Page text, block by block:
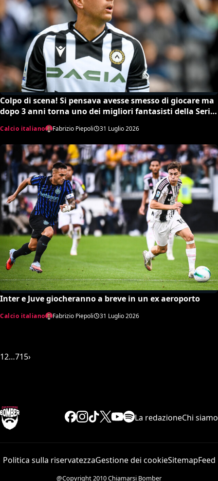
Colpo di scena! Si pensava avesse smesso di giocare ma
dopo 3 anni torna uno dei migliori fantasisti della Serie
Calcio italiano Fabrizio Piepoli 31 Luglio 2026
Inter e Juve giocheranno a breve in un ex aeroporto
Calcio italiano Fabrizio Piepoli 31 Luglio 2026
12…715›
La redazioneChi siamo
Politica sulla riservatezzaGestione dei cookieSitemapFeed
@Copyright 2010 Chiamarsi Bomber